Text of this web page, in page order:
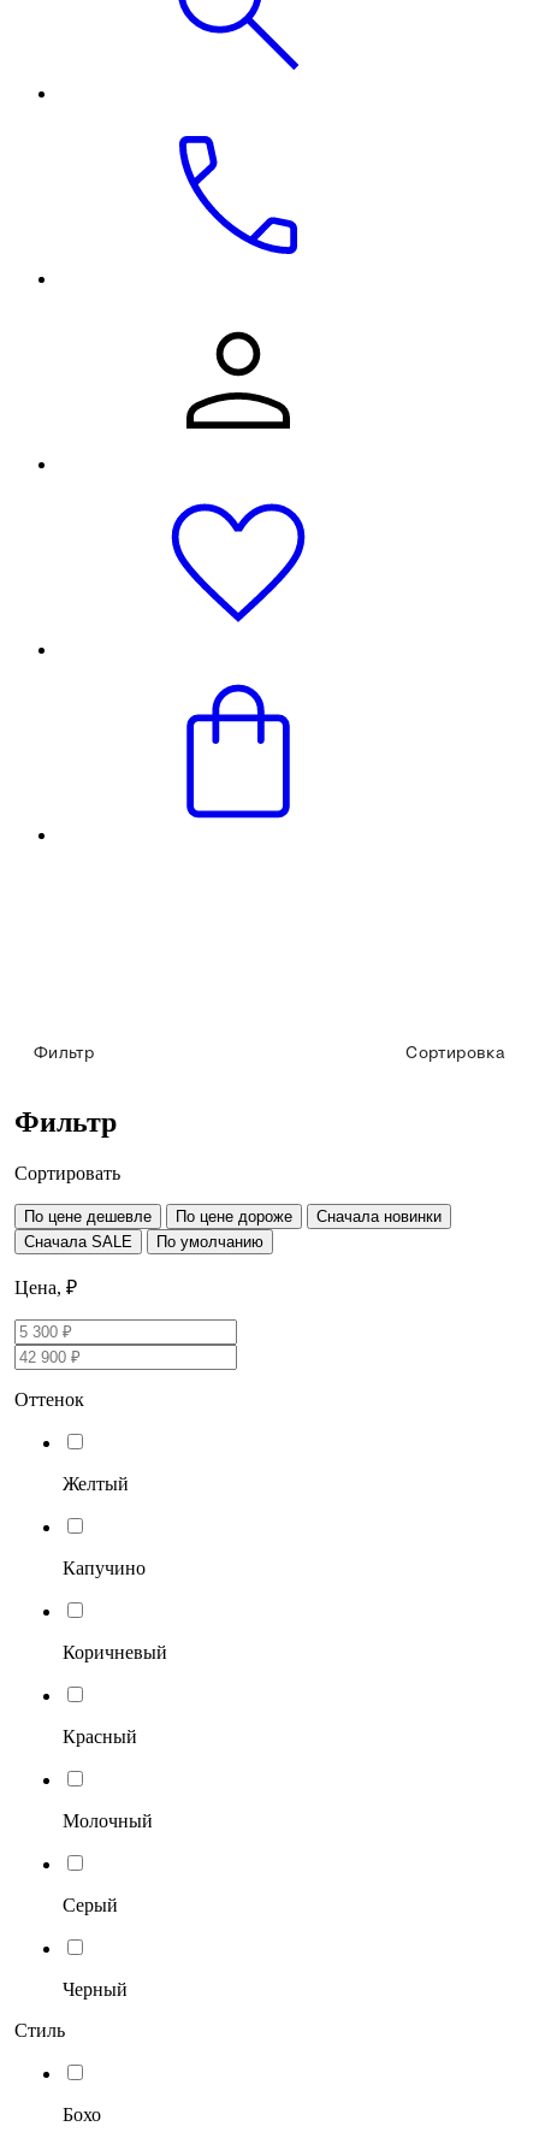
Фильтр Сортировка
Фильтр
Сортировать
По цене дешевле По цене дороже
Сначала новинки
Сначала SALE
По умолчанию
Цена, ₽
Оттенок
Желтый
Капучино
Коричневый
Красный
Молочный
Серый
Черный
Стиль
Бохо